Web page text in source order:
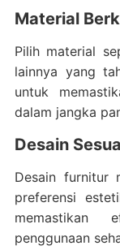
Material
Pilih material
lainnya yang
untuk
dalam jangka
Desain
Desain furnitur
preferensi
memastikan
penggunaan